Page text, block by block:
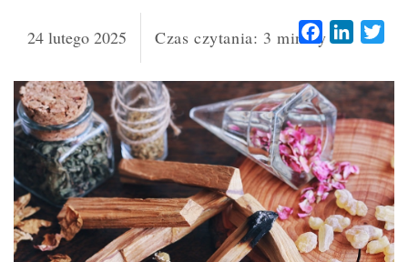
24 lutego 2025 Czas czytania: 3 minuty Facebook